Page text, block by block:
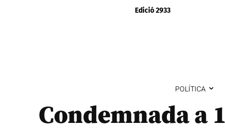
Edició 2933
POLÍTICA
Condemnada a